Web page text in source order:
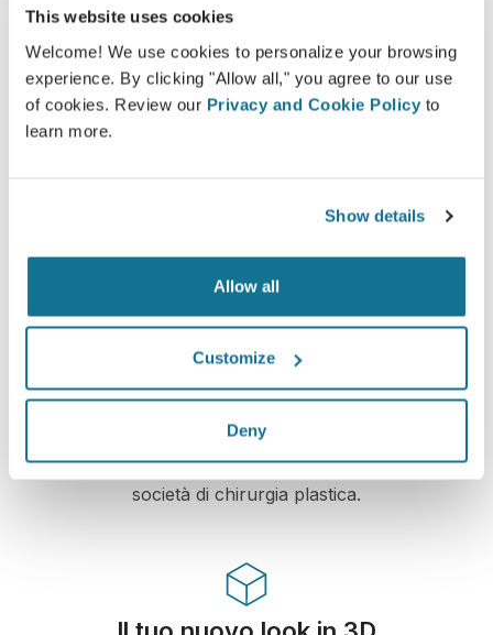
This website uses cookies
Welcome! We use cookies to personalize your browsing
experience. By clicking "Allow all," you agree to our use
of cookies. Review our Privacy and Cookie Policy to
learn more.
Show details
Allow all
Customize
Deny
le tue informazioni rese sicure e protette.
High-Tech
Primo simulatore 3D web-based per chirurgia
plastica e medicina estetica, già utilizzato da
dottori in oltre 100 e raccomandato da diverse
società di chirurgia plastica.